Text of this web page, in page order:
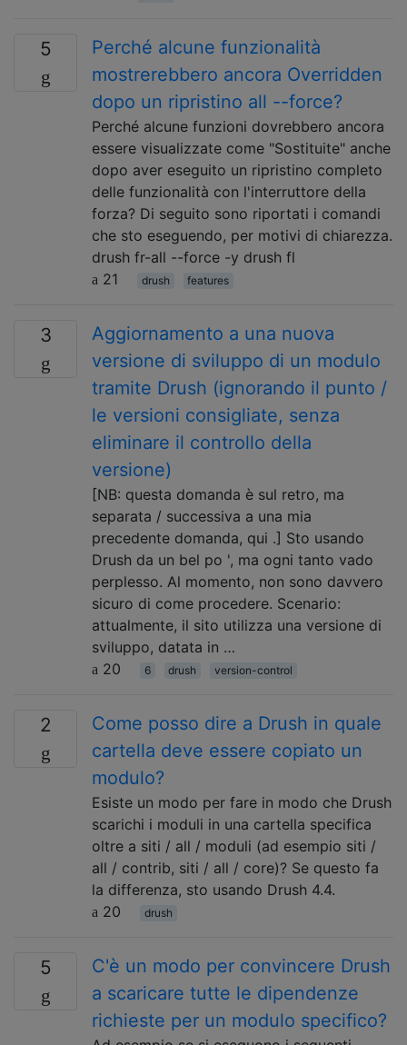
5
Perché alcune funzionalità
mostrerebbero ancora Overridden
dopo un ripristino all --force?
Perché alcune funzioni dovrebbero ancora
essere visualizzate come "Sostituite" anche
dopo aver eseguito un ripristino completo
delle funzionalità con l'interruttore della
forza? Di seguito sono riportati i comandi
che sto eseguendo, per motivi di chiarezza.
drush fr-all --force -y drush fl
21
drush features
3
Aggiornamento a una nuova
versione di sviluppo di un modulo
tramite Drush (ignorando il punto /
le versioni consigliate, senza
eliminare il controllo della
versione)
[NB: questa domanda è sul retro, ma
separata / successiva a una mia
precedente domanda, qui .] Sto usando
Drush da un bel po ', ma ogni tanto vado
perplesso. Al momento, non sono davvero
sicuro di come procedere. Scenario:
attualmente, il sito utilizza una versione di
sviluppo, datata in …
20
6 drush version-control
2
Come posso dire a Drush in quale
cartella deve essere copiato un
modulo?
Esiste un modo per fare in modo che Drush
scarichi i moduli in una cartella specifica
oltre a siti / all / moduli (ad esempio siti /
all / contrib, siti / all / core)? Se questo fa
la differenza, sto usando Drush 4.4.
20
drush
5
C'è un modo per convincere Drush
a scaricare tutte le dipendenze
richieste per un modulo specifico?